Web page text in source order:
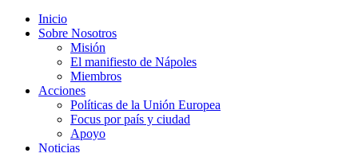
Inicio
Sobre Nosotros
Misión
El manifiesto de Nápoles
Miembros
Acciones
Políticas de la Unión Europea
Focus por país y ciudad
Apoyo
Noticias